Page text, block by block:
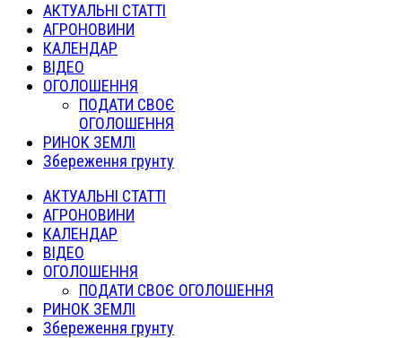
АКТУАЛЬНІ СТАТТІ
АГРОНОВИНИ
КАЛЕНДАР
ВІДЕО
ОГОЛОШЕННЯ
ПОДАТИ СВОЄ
ОГОЛОШЕННЯ
РИНОК ЗЕМЛІ
Збереження грунту
АКТУАЛЬНІ СТАТТІ
АГРОНОВИНИ
КАЛЕНДАР
ВІДЕО
ОГОЛОШЕННЯ
ПОДАТИ СВОЄ ОГОЛОШЕННЯ
РИНОК ЗЕМЛІ
Збереження грунту